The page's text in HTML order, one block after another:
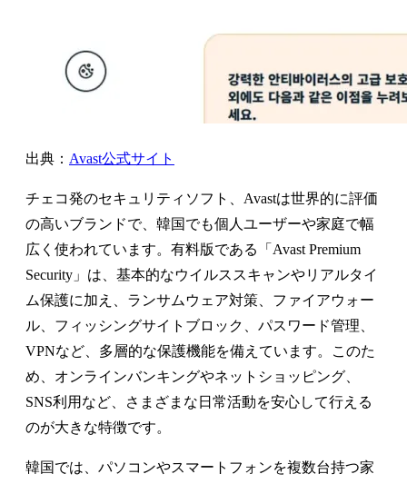
出典： Avast公式サイト
チェコ発のセキュリティソフト、Avastは世界的に評価
の高いブランドで、韓国でも個人ユーザーや家庭で幅
広く使われています。有料版である「Avast Premium
Security」は、基本的なウイルススキャンやリアルタイ
ム保護に加え、ランサムウェア対策、ファイアウォー
ル、フィッシングサイトブロック、パスワード管理、
VPNなど、多層的な保護機能を備えています。このた
め、オンラインバンキングやネットショッピング、
SNS利用など、さまざまな日常活動を安心して行える
のが大きな特徴です。
韓国では、パソコンやスマートフォンを複数台持つ家